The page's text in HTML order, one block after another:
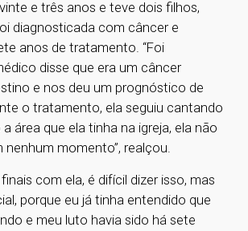
e três anos e teve dois filhos,
diagnosticada com câncer e
anos de tratamento. “Foi
disse que era um câncer
e nos deu um prognóstico de
o tratamento, ela seguiu cantando
área que ela tinha na igreja, ela não
nenhum momento”, realçou.
com ela, é difícil dizer isso, mas
porque eu já tinha entendido que
e meu luto havia sido há sete